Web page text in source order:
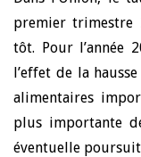
premier trimestre
tôt. Pour l’année
l’effet de la
alimentaires
plus importante
éventuelle